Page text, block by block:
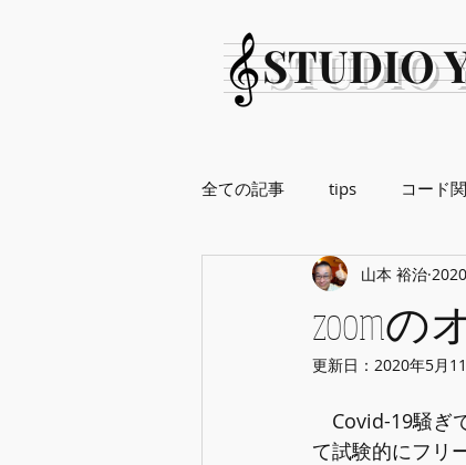
STUDIO
全ての記事 tips コード
zoom
山本 裕治
更新日： 2020年5月
Covid-19騒ぎ
て試験的にフリ